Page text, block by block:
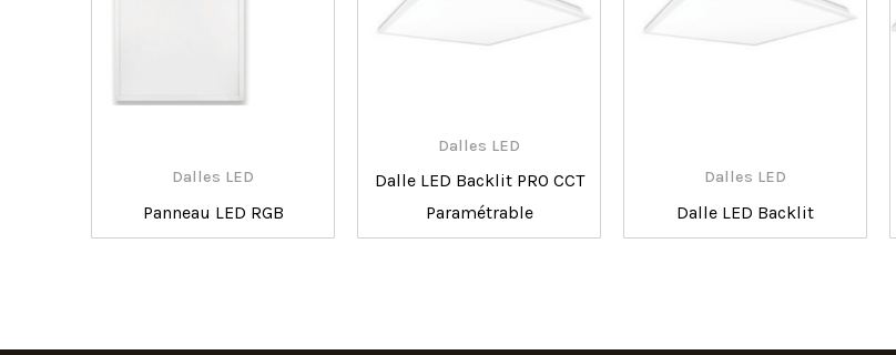
Dalles LED
Panneau LED RGB
Dalles LED
Dalle LED Backlit PRO CCT
Paramétrable
Dalles LED
Dalle LED Backlit